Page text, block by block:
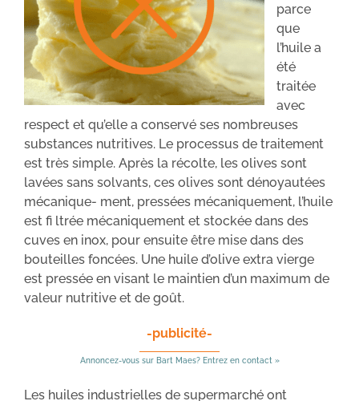
parce
que
l’huile a
été
traitée
avec
respect et qu’elle a conservé ses nombreuses
substances nutritives. Le processus de traitement
est très simple. Après la récolte, les olives sont
lavées sans solvants, ces olives sont dénoyautées
mécanique- ment, pressées mécaniquement, l’huile
est fi ltrée mécaniquement et stockée dans des
cuves en inox, pour ensuite être mise dans des
bouteilles foncées. Une huile d’olive extra vierge
est pressée en visant le maintien d’un maximum de
valeur nutritive et de goût.
-publicité-
Annoncez-vous sur Bart Maes? Entrez en contact »
Les huiles industrielles de supermarché ont